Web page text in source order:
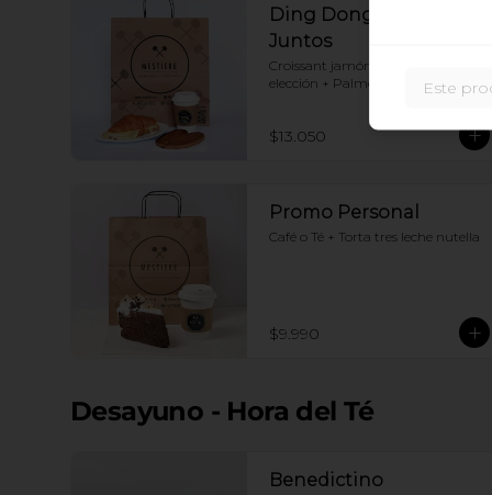
Ding Dong: Mejor
Juntos
Croissant jamón queso+ Café a
elección + Palmerita
$13.050
Promo Personal
Café o Té + Torta tres leche nutella
$9.990
Desayuno - Hora del Té
Benedictino
Este